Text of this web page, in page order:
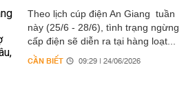
Theo lịch cúp điện An Giang tuần
này (25/6 - 28/6), tình trạng ngừng
cấp điện sẽ diễn ra tại hàng loạt...
CẦN BIẾT 09:29 | 24/06/2026